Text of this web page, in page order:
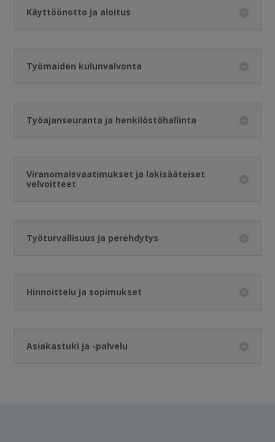
Käyttöönotto ja aloitus
Työmaiden kulunvalvonta
Työajanseuranta ja henkilöstöhallinta
Viranomaisvaatimukset ja lakisääteiset
velvoitteet
Työturvallisuus ja perehdytys
Hinnoittelu ja sopimukset
Asiakastuki ja -palvelu